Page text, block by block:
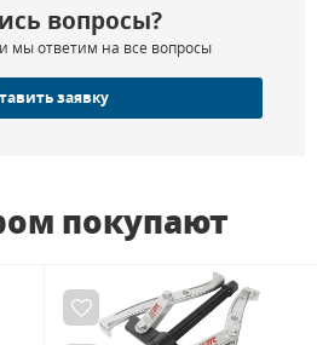
вопросы?
мы ответим на все вопросы
заявку
покупают